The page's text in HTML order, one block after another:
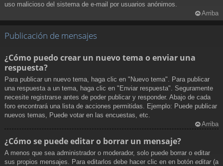
uso malicioso del sistema de e-mail por usuarios anónimos.
Arriba
Publicación de mensajes
¿Cómo puedo crear un nuevo tema o enviar una
respuesta?
Para publicar un nuevo tema, haga clic en "Nuevo tema". Para publicar
una respuesta a un tema, haga clic en "Enviar respuesta". Seguramente
necesite registrarse antes de poder publicar y responder. Abajo de cada
foro encontrará una lista de acciones permitidas. Ejemplo: Puede publicar
nuevos temas, Puede votar en las encuestas, etc.
Arriba
¿Cómo se puede editar o borrar un mensaje?
A menos que sea administrador o moderador, solo puede borrar o editar
sus propios mensajes. Para editarlos debe hacer clic en en botón editar(a